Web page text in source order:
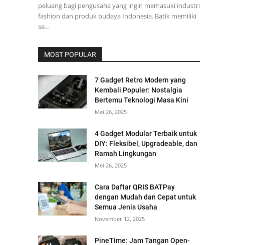
peluang bagi pengusaha yang ingin memasuki industri
fashion dan produk budaya Indonesia. Batik memiliki
se…
MOST POPULAR
7 Gadget Retro Modern yang
Kembali Populer: Nostalgia
Bertemu Teknologi Masa Kini
Mei 26, 2025
4 Gadget Modular Terbaik untuk
DIY: Fleksibel, Upgradeable, dan
Ramah Lingkungan
Mei 26, 2025
Cara Daftar QRIS BATPay
dengan Mudah dan Cepat untuk
Semua Jenis Usaha
November 12, 2025
PineTime: Jam Tangan Open-